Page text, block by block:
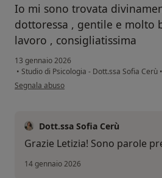
Io mi sono trovata
dottoressa , gentile e molto
lavoro , consigliatissima
13 gennaio 2026
• Studio di Psicologia - Dott.ssa Sofia Cerù •
secondo l'opinione dell'utente Letizia
Segnala abuso
Dott.ssa Sofia Cerù
Grazie Letizia! Sono parole
14 gennaio 2026